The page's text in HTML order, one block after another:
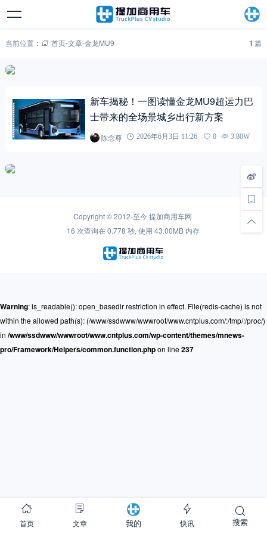
当前位置： 首页-文章-金龙MU9 1 篇
新车揭秘！一图读懂金龙MU9超运力巴
士带来的全场景城乡出行新方案
陈念尊 2026年6月3日 11:26 0 3.80W
Copyright © 2012-至今提加商用车网
16 次查询在 0.778 秒, 使用 43.00MB 内存
首页 文章 我的 快讯 搜索
Warning: is_readable(): open_basedir restriction in effect. File(redis-cache) is not
within the allowed path(s): (/www/ssdwww/wwwroot/www.cntplus.com/:/tmp/:/proc/)
in /www/ssdwww/wwwroot/www.cntplus.com/wp-content/themes/mnews-
pro/Framework/Helpers/common.function.phpon line237